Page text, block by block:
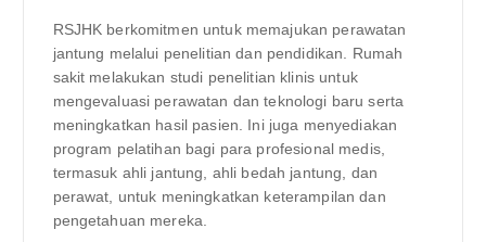
RSJHK berkomitmen untuk memajukan perawatan
jantung melalui penelitian dan pendidikan. Rumah
sakit melakukan studi penelitian klinis untuk
mengevaluasi perawatan dan teknologi baru serta
meningkatkan hasil pasien. Ini juga menyediakan
program pelatihan bagi para profesional medis,
termasuk ahli jantung, ahli bedah jantung, dan
perawat, untuk meningkatkan keterampilan dan
pengetahuan mereka.